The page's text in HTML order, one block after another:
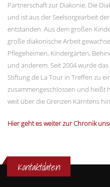
Partnerschaft zur Diakonie. Die
und ist aus der Seelsorgearbeit
entstanden. Aus dem großen
große diakonische Arbeit
Pflegeheimen, Kindergärten,
und anderem. Seit 2004 wurde
Stiftung de La Tour in Treffen zu
zusammengeschlossen und heißt
weit über die Grenzen Kärntens
Hier geht es weiter zur Chronik
Kontaktdaten: